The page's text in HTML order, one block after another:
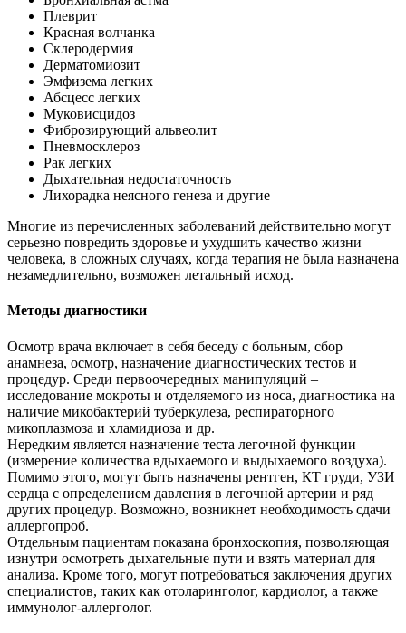
Плеврит
Красная волчанка
Склеродермия
Дерматомиозит
Эмфизема легких
Абсцесс легких
Муковисцидоз
Фиброзирующий альвеолит
Пневмосклероз
Рак легких
Дыхательная недостаточность
Лихорадка неясного генеза и другие
Многие из перечисленных заболеваний действительно могут
серьезно повредить здоровье и ухудшить качество жизни
человека, в сложных случаях, когда терапия не была назначена
незамедлительно, возможен летальный исход.
Методы диагностики
Осмотр врача включает в себя беседу с больным, сбор
анамнеза, осмотр, назначение диагностических тестов и
процедур. Среди первоочередных манипуляций –
исследование мокроты и отделяемого из носа, диагностика на
наличие микобактерий туберкулеза, респираторного
микоплазмоза и хламидиоза и др.
Нередким является назначение теста легочной функции
(измерение количества вдыхаемого и выдыхаемого воздуха).
Помимо этого, могут быть назначены рентген, КТ груди, УЗИ
сердца с определением давления в легочной артерии и ряд
других процедур. Возможно, возникнет необходимость сдачи
аллергопроб.
Отдельным пациентам показана бронхоскопия, позволяющая
изнутри осмотреть дыхательные пути и взять материал для
анализа. Кроме того, могут потребоваться заключения других
специалистов, таких как отоларинголог, кардиолог, а также
иммунолог-аллерголог.